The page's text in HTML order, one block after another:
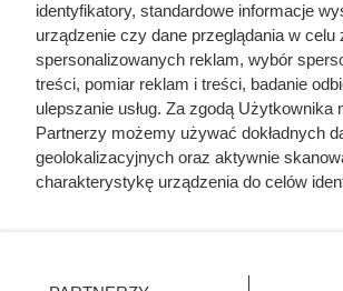
Doprowadził do śmierci
liczby ludzi niż Hitler i
razem wzięci. Mimo to
jako bohatera
identyfikatory, standardowe informacje
urządzenie czy dane przeglądania w celu
spersonalizowanych reklam, wybór
treści, pomiar reklam i treści, badanie
ulepszanie usług. Za zgodą Użytkownika
Partnerzy możemy używać dokładnych
geolokalizacyjnych oraz aktywnie
charakterystykę urządzenia do celów
zmienić/wycofać klikając przycisk